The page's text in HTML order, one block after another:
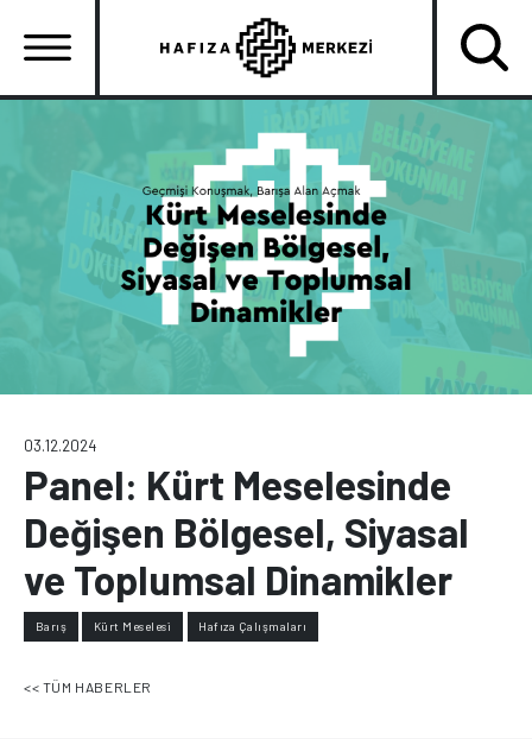
atla
menüsü
03.12.2024
Panel: Kürt Meselesinde
Değişen Bölgesel, Siyasal
ve Toplumsal Dinamikler
Barış Kürt Meselesi Hafıza Çalışmaları
<< TÜM HABERLER